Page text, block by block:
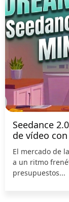
Seedance
de vídeo
El mercado de
a un ritmo
presupuestos...